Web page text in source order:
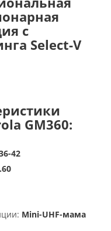
с
Select-V
GM360:
42
Mini-UHF-мама